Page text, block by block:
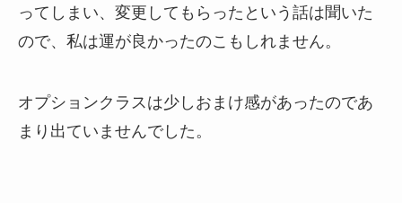
ってしまい、変更してもらったという話は聞いた
ので、私は運が良かったのこもしれません。
オプションクラスは少しおまけ感があったのであ
まり出ていませんでした。